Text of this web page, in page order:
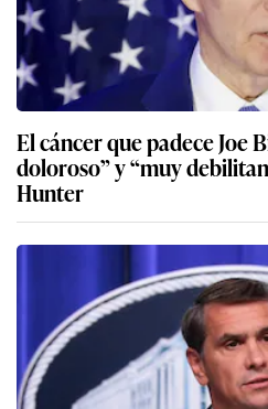
El cáncer que padece Joe
doloroso” y “muy
Hunter